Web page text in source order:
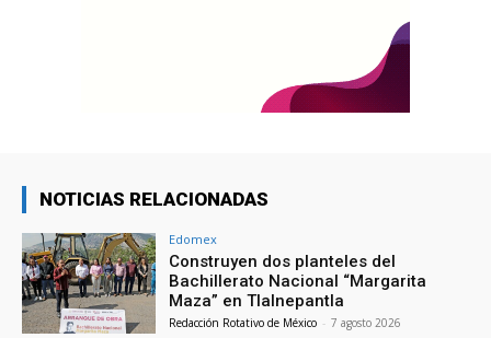
NOTICIAS RELACIONADAS
Edomex
Construyen dos planteles del
Bachillerato Nacional “Margarita
Maza” en Tlalnepantla
Redacción Rotativo de México - 7 agosto 2026